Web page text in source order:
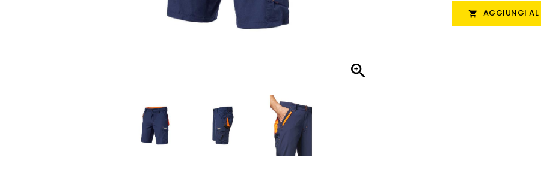

 AGGIUNGI AL